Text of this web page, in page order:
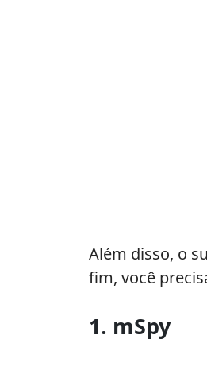
Além disso, o
fim, você
1. mSpy